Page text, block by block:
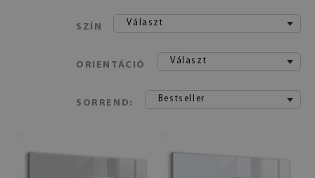
SZÍN Választ
ORIENTÁCIÓ Választ
SORREND: Bestseller